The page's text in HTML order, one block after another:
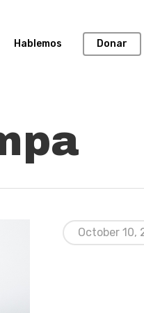
Hablemos Donar
October 10,